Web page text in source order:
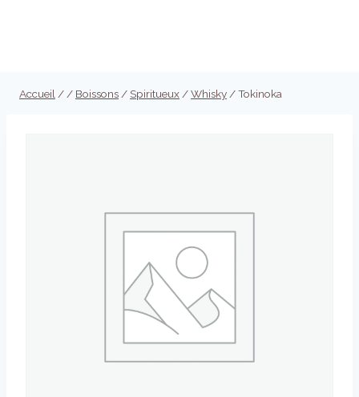
Accueil / / Boissons / Spiritueux /Whisky /Tokinoka